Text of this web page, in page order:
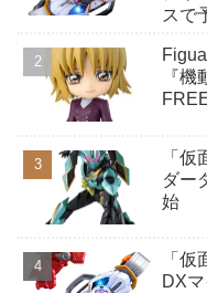
スで
『
「
ダー
始
「
DX